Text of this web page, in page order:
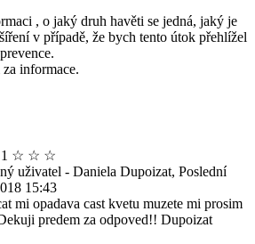
, o jaký druh havěti se jedná, jaký je
v případě, že bych tento útok přehlížel
informace.
☆ ☆ ☆
uživatel - Daniela Dupoizat, Poslední
15:43
mi opadava cast kvetu muzete mi prosim
predem za odpoved!! Dupoizat